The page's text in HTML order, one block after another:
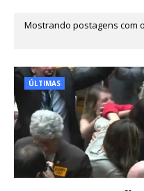
Mostrando postagens com
ÚLTIMAS